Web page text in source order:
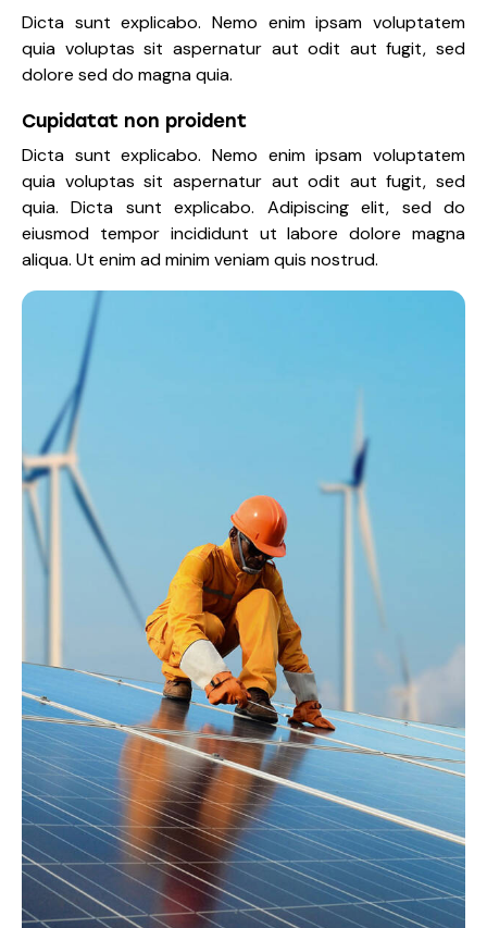
Dicta sunt explicabo. Nemo enim ipsam voluptatem
quia voluptas sit aspernatur aut odit aut fugit, sed
dolore sed do magna quia.
Cupidatat non proident
Dicta sunt explicabo. Nemo enim ipsam voluptatem
quia voluptas sit aspernatur aut odit aut fugit, sed
quia. Dicta sunt explicabo. Adipiscing elit, sed do
eiusmod tempor incididunt ut labore dolore magna
aliqua. Ut enim ad minim veniam quis nostrud.